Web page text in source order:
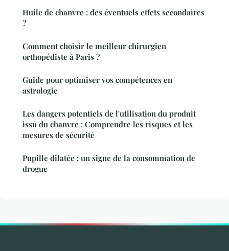
Huile de chanvre : des éventuels effets secondaires
?
Comment choisir le meilleur chirurgien
orthopédiste à Paris ?
Guide pour optimiser vos compétences en
astrologie
Les dangers potentiels de l'utilisation du produit
issu du chanvre : Comprendre les risques et les
mesures de sécurité
Pupille dilatée : un signe de la consommation de
drogue